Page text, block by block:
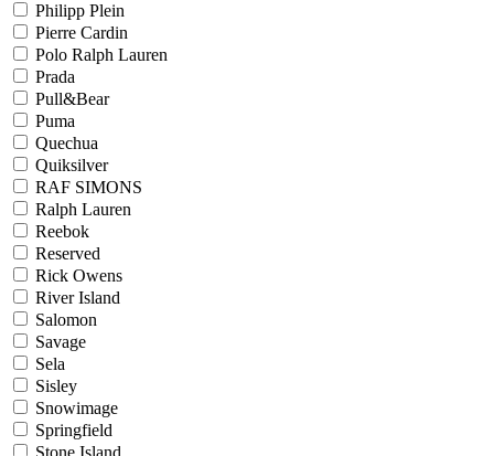
Philipp Plein
Pierre Cardin
Polo Ralph Lauren
Prada
Pull&Bear
Puma
Quechua
Quiksilver
RAF SIMONS
Ralph Lauren
Reebok
Reserved
Rick Owens
River Island
Salomon
Savage
Sela
Sisley
Snowimage
Springfield